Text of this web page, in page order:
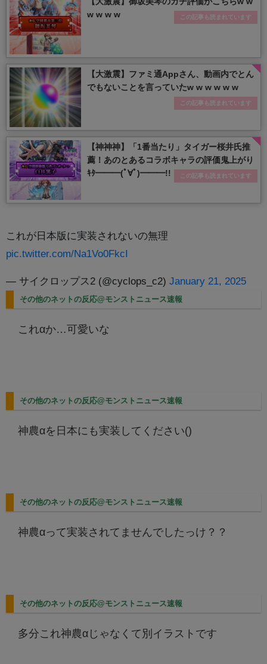
w w w w
この記事も読まれています
【大激震】ファミ通Appさん、動画内でとん
でもないことを言っていたw w w w w w
この記事も読まれています
【神神神】「1番当たり」タイガー桜井氏推
薦！あのとあるコラボキャラの評価鬼上がり
ｷﾀ━━━(ﾟ∀ﾟ)━━━!!
この記事も読まれています
これが日本版に実装されないの無理
pic.twitter.com/Na1Vo0FkcI
— サイクロップス2 (@cyclops_c2) January 21, 2025
その他のネットの反応@モンストニュース速報
これαか…可愛いな
その他のネットの反応@モンストニュース速報
神農αを日本にも実装してください()
その他のネットの反応@モンストニュース速報
神農αって実装されてませんでしたっけ？？
その他のネットの反応@モンストニュース速報
多分これ神農αじゃなくて別イラストです